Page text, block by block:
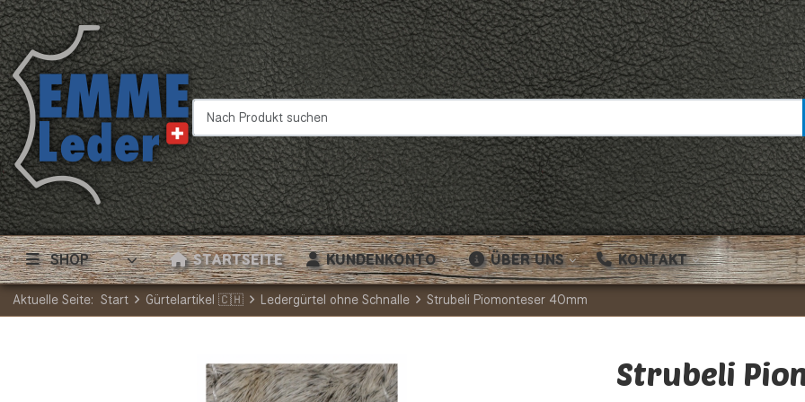
Nach Produkt suchen
SHOP STARTSEITE KUNDENKONTO ÜBER UNS KONTAKT
Aktuelle Seite: Start Gürtelartikel 🇨🇭 Ledergürtel ohne Schnalle Strubeli Piomonteser 40mm
Strubeli